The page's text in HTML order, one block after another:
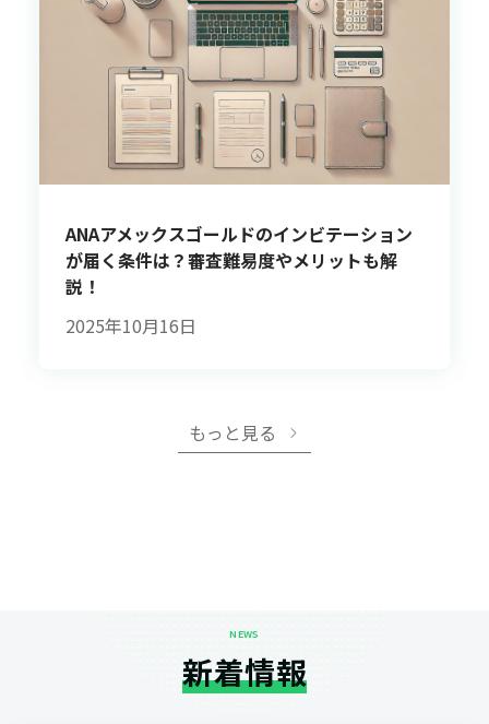
ANAアメックスゴールドのインビテーション
が届く条件は？審査難易度やメリットも解
説！
2025年10月16日
もっと見る
NEWS
新着情報